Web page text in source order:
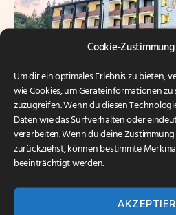
Cookie-
Um dir ein optimales Erlebnis zu bieten,
wie Cookies, um Geräteinformationen
zuzugreifen. Wenn du diesen
Daten wie das Surfverhalten oder
verarbeiten. Wenn du deine
zurückziehst, können bestimmte
beeinträchtigt werden.
Hotel Siegfriedbrunnen –